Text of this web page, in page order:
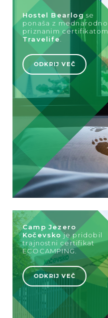
Hostel Bearlogse
ponaša z mednarodno
priznanim certifikatom
Travelife.
ODKRIJ VEČ
Camp Jezero
Kočevsko je pridobil
trajnostni certifikat
ECOCAMPING.
ODKRIJ VEČ